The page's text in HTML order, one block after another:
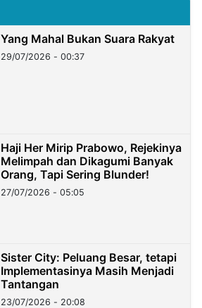
Yang Mahal Bukan Suara Rakyat
29/07/2026 - 00:37
Haji Her Mirip Prabowo, Rejekinya
Melimpah dan Dikagumi Banyak
Orang, Tapi Sering Blunder!
27/07/2026 - 05:05
Sister City: Peluang Besar, tetapi
Implementasinya Masih Menjadi
Tantangan
23/07/2026 - 20:08